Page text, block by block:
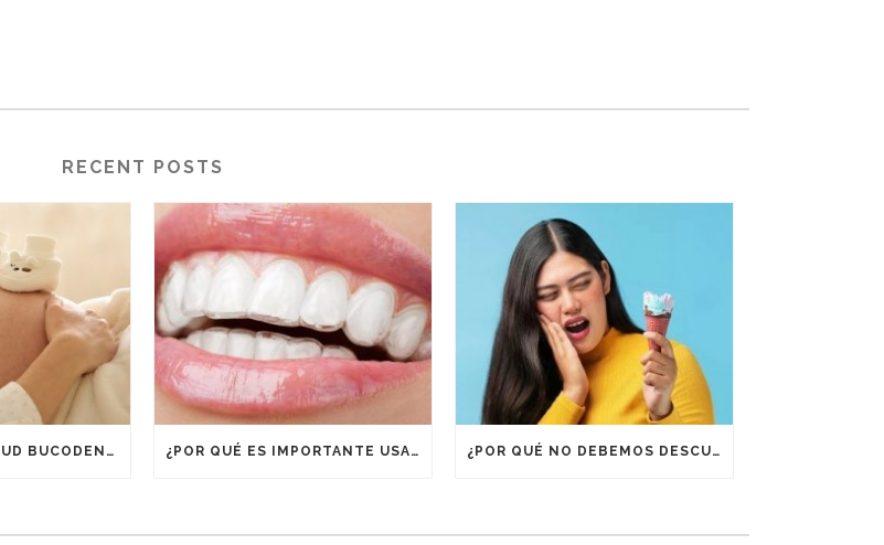
RECENT POSTS
EMBARAZO Y SALUD BUCODENTAL ¿POR QUÉ ES IMPORTANTE USAR RETENEDORES DESPUÉS DE UN TRATAMIENTO DE ORTODONCIA? ¿POR QUÉ NO DEBEMOS DESCUIDAR LA BOCA EN VACACIONES?